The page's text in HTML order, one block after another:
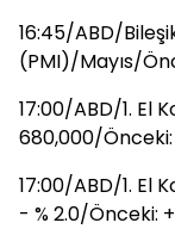
16:45/ABD/
(PMI)/Mayıs/
17:00/ABD/1. El
680,000/
17:00/ABD/1. El
- % 2.0/Önceki: